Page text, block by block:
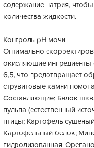
содержание натрия,
количества жидкости.
Контроль pH мочи
Оптимально
окисляющие ингредиенты
6,5, что предотвращает
струвитовые камни
Составляющие: Белок
пульпа (естественный
птицы; Картофель
Картофельный белок;
гидролизованная;